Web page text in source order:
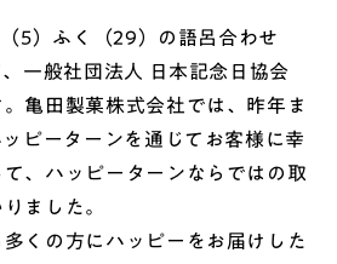
5）ふく（29）の語呂合わせ
一般社団法人 日本記念日協会
亀田製菓株式会社では、昨年ま
ピーターンを通じてお客様に幸
、ハッピーターンならではの取
ました。
くの方にハッピーをお届けした